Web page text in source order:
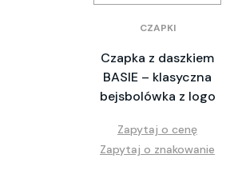
CZAPKI
Czapka z daszkiem
BASIE – klasyczna
bejsbolówka z logo
Zapytaj o cenę
Zapytaj o znakowanie